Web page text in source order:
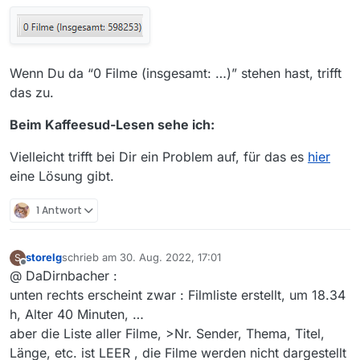
Wenn Du da “0 Filme (insgesamt: …)” stehen hast, trifft
das zu.
Beim Kaffeesud-Lesen sehe ich:
Vielleicht trifft bei Dir ein Problem auf, für das es hier
eine Lösung gibt.
1 Antwort
S
Offline
storelgschrieb am 30. Aug. 2022, 17:01
zuletzt editiert von
@ DaDirnbacher :
unten rechts erscheint zwar : Filmliste erstellt, um 18.34
h, Alter 40 Minuten, …
aber die Liste aller Filme, >Nr. Sender, Thema, Titel,
Länge, etc. ist LEER , die Filme werden nicht dargestellt